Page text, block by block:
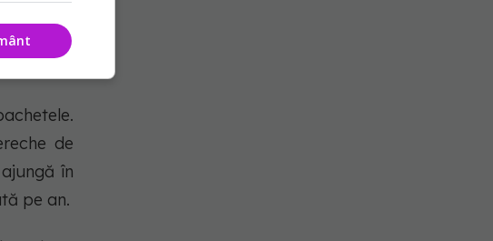
rămași
de
în
pe an.